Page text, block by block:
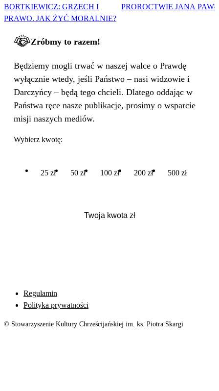
BORTKIEWICZ: GRZECH I
PRAWO. JAK ŻYĆ MORALNIE?
PROROCTWIE JANA
Zróbmy to razem!
Będziemy mogli trwać w naszej walce o Prawdę
wyłącznie wtedy, jeśli Państwo – nasi widzowie i
Darczyńcy – będą tego chcieli. Dlatego oddając w
Państwa ręce nasze publikacje, prosimy o wsparcie
misji naszych mediów.
Wybierz kwotę:
25 zł 50 zł 100 zł 200 zł 500 zł
Regulamin
Polityka prywatności
© Stowarzyszenie Kultury Chrześcijańskiej im. ks. Piotra Skargi